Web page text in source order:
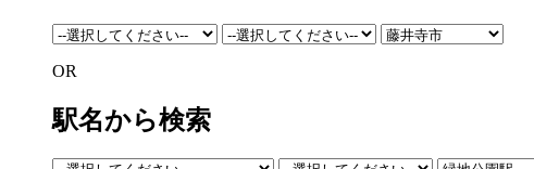
OR
駅名から検索